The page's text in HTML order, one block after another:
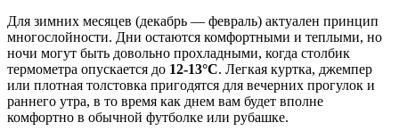
Для зимних месяцев (декабрь — февраль) актуален принцип
многослойности. Дни остаются комфортными и теплыми, но
ночи могут быть довольно прохладными, когда столбик
термометра опускается до 12-13°C. Легкая куртка, джемпер
или плотная толстовка пригодятся для вечерних прогулок и
раннего утра, в то время как днем вам будет вполне
комфортно в обычной футболке или рубашке.